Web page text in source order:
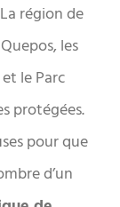
région de
les
le Parc
protégées.
pour que
d’un